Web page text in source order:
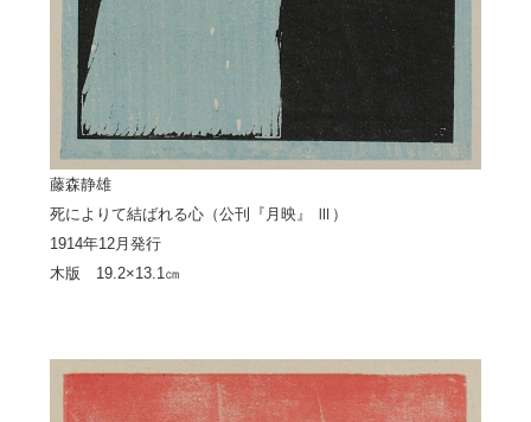
藤森静雄
死によりて結ばれる心（公刊『月映』 Ⅲ）
1914年12月発行
木版 19.2×13.1㎝